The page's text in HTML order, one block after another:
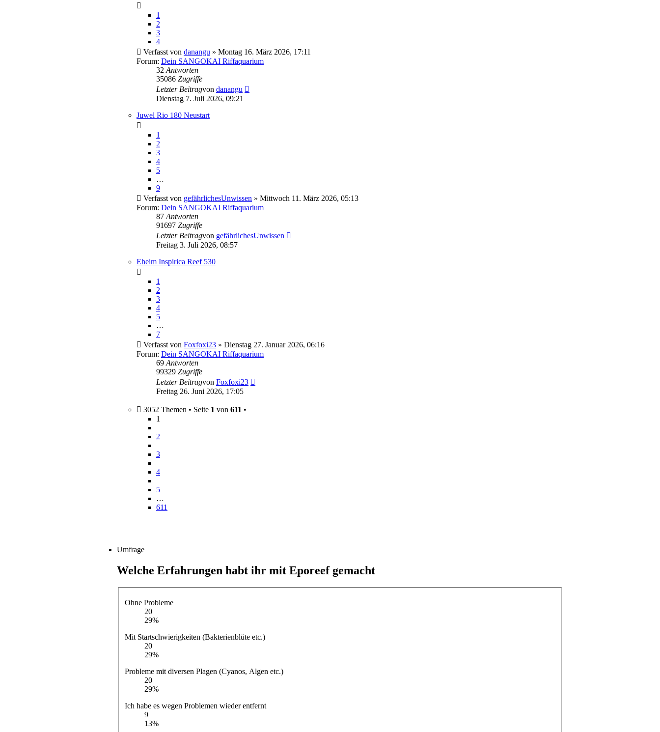
1
2
3
4
Verfasst von danangu » Montag 16. März 2026, 17:11
Forum: Dein SANGOKAI Riffaquarium
32 Antworten
35086 Zugriffe
Letzter Beitragvon danangu
Dienstag 7. Juli 2026, 09:21
Juwel Rio 180 Neustart
1
2
3
4
5
…
9
Verfasst von gefährlichesUnwissen » Mittwoch 11. März 2026, 05:13
Forum: Dein SANGOKAI Riffaquarium
87 Antworten
91697 Zugriffe
Letzter Beitragvon gefährlichesUnwissen
Freitag 3. Juli 2026, 08:57
Eheim Inspirica Reef 530
1
2
3
4
5
…
7
Verfasst von Foxfoxi23 » Dienstag 27. Januar 2026, 06:16
Forum: Dein SANGOKAI Riffaquarium
69 Antworten
99329 Zugriffe
Letzter Beitragvon Foxfoxi23
Freitag 26. Juni 2026, 17:05
3052 Themen • Seite 1 von 611 •
1
2
3
4
5
…
611
Umfrage
Welche Erfahrungen habt ihr mit Eporeef gemacht
Ohne Probleme
20
29%
Mit Startschwierigkeiten (Bakterienblüte etc.)
20
29%
Probleme mit diversen Plagen (Cyanos, Algen etc.)
20
29%
Ich habe es wegen Problemen wieder entfernt
9
13%